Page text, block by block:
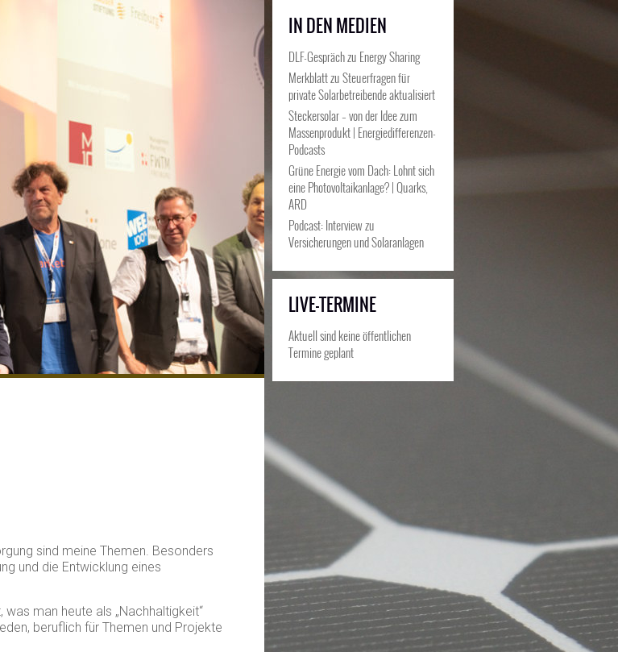
sind meine Themen. Besonders
und die Entwicklung eines
man heute als „Nachhaltigkeit“
beruflich für Themen und Projekte
IN DEN MEDIEN
DLF-Gespräch zu Energy Sharing
Merkblatt zu Steuerfragen für
private Solarbetreibende aktualisiert
Steckersolar – von der Idee zum
Massenprodukt | Energiedifferenzen-
Podcasts
Grüne Energie vom Dach: Lohnt sich
eine Photovoltaikanlage? | Quarks,
ARD
Podcast: Interview zu
Versicherungen und Solaranlagen
LIVE-TERMINE
Aktuell sind keine öffentlichen
Termine geplant